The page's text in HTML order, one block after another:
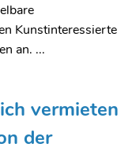
Kunstinteressierte
an. ...
vermieten
der